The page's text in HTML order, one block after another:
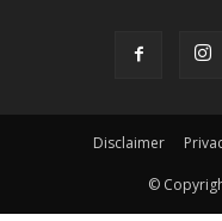
Disclaimer
©